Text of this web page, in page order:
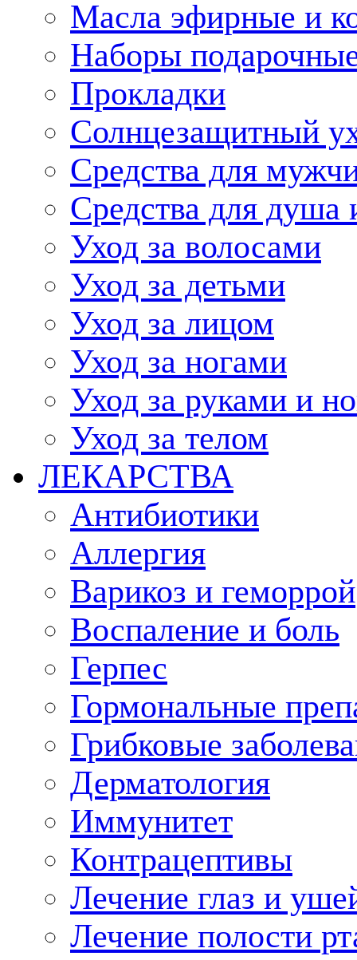
Масла эфирные и
Наборы
Прокладки
Солнцезащитный
Средства для
Средства для душа
Уход за волосами
Уход за детьми
Уход за лицом
Уход за ногами
Уход за руками и
Уход за телом
ЛЕКАРСТВА
Антибиотики
Аллергия
Варикоз и геморрой
Воспаление и боль
Герпес
Гормональные
Грибковые
Дерматология
Иммунитет
Контрацептивы
Лечение глаз и
Лечение полости